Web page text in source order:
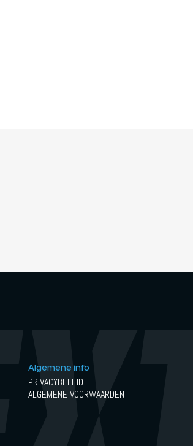
Algemene info
PRIVACYBELEID
ALGEMENE VOORWAARDEN